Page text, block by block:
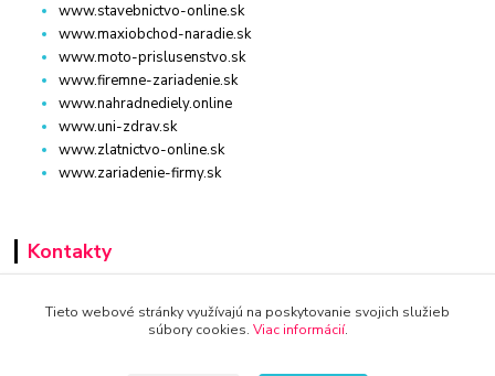
www.stavebnictvo-online.sk
www.maxiobchod-naradie.sk
www.moto-prislusenstvo.sk
www.firemne-zariadenie.sk
www.nahradnediely.online
www.uni-zdrav.sk
www.zlatnictvo-online.sk
www.zariadenie-firmy.sk
Kontakty
+421 940 949 000
Tieto webové stránky využívajú na poskytovanie svojich služieb
súbory cookies. Viac informácií.